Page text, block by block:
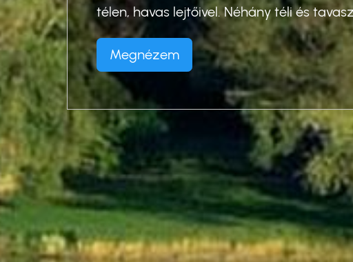
1948
télen, havas lejtőivel. Néhány téli és
Megnézem